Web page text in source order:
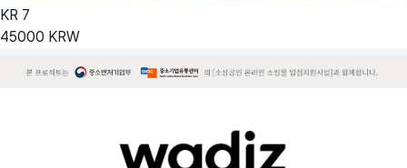
KR 7
45000 KRW